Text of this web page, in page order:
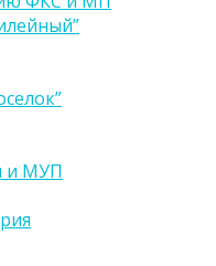
и МУП